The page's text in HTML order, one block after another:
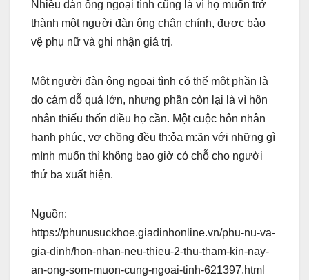
Nhiều đàn ông ngoại tình cũng là vì họ muốn trở
thành một người đàn ông chân chính, được bảo
vệ phụ nữ và ghi nhận giá trị.
Một người đàn ông ngoại tình có thể một phần là
do cám dỗ quá lớn, nhưng phần còn lại là vì hôn
nhân thiếu thốn điều họ cần. Một cuộc hôn nhân
hạnh phúc, vợ chồng đều th:ỏa m:ãn với những gì
mình muốn thì không bao giờ có chỗ cho người
thứ ba xuất hiện.
Nguồn:
https://phunusuckhoe.giadinhonline.vn/phu-nu-va-
gia-dinh/hon-nhan-neu-thieu-2-thu-tham-kin-nay-
an-ong-som-muon-cung-ngoai-tinh-621397.html